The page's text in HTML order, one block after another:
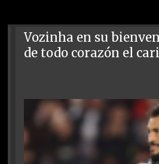
Vozinha en su
de todo corazón el